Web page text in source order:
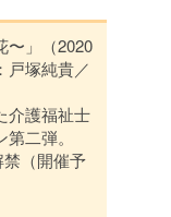
〜」（2020
戸塚純貴／
介護福祉士
二弾。
（開催予